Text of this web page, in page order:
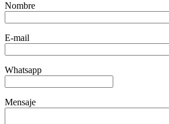
Nombre
E-mail
Whatsapp
Mensaje